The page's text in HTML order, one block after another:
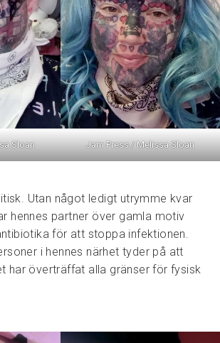
Sloan Jam Press / Melissa Sloan
Utan något ledigt utrymme kvar
hennes partner över gamla motiv
för att stoppa infektionen.
i hennes närhet tyder på att
har överträffat alla gränser för fysisk